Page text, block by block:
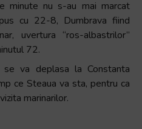
minute nu s-au mai marcat
cu 22-8, Dumbrava fiind
uvertura “ros-albastrilor”
72.
se va deplasa la Constanta
ce Steaua va sta, pentru ca
marinarilor.